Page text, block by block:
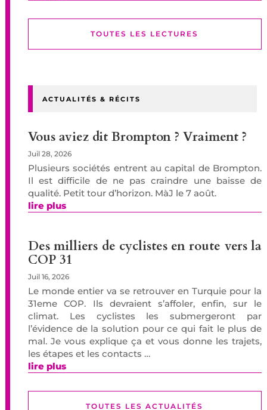
TOUTES LES LECTURES
ACTUALITÉS & RÉCITS
Vous aviez dit Brompton ? Vraiment ?
Juil 28, 2026
Plusieurs sociétés entrent au capital de Brompton.
Il est difficile de ne pas craindre une baisse de
qualité. Petit tour d’horizon. MàJ le 7 août.
lire plus
Des milliers de cyclistes en route vers la
COP 31
Juil 16, 2026
Le monde entier va se retrouver en Turquie pour la
31eme COP. Ils devraient s’affoler, enfin, sur le
climat. Les cyclistes les submergeront par
l’évidence de la solution pour ce qui fait le plus de
mal. Je vous explique ça et vous donne les trajets,
les étapes et les contacts …
lire plus
TOUTES LES ACTUALITÉS